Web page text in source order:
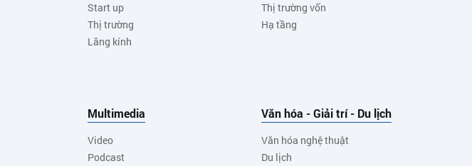
Start up
Thị trường
Lăng kính
Thị trường vốn
Hạ tầng
Multimedia
Video
Podcast
Văn hóa - Giải trí - Du lịch
Văn hóa nghệ thuật
Du lịch